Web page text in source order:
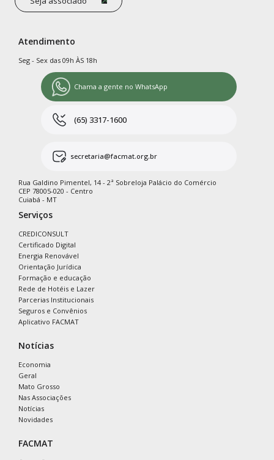
Atendimento
Seg - Sex das 09h ÀS 18h
Chama a gente no WhatsApp
(65) 3317-1600
secretaria@facmat.org.br
Rua Galdino Pimentel, 14 - 2ª Sobreloja Palácio do Comércio
CEP 78005-020 - Centro
Cuiabá - MT
Serviços
CREDICONSULT
Certificado Digital
Energia Renovável
Orientação Jurídica
Formação e educação
Rede de Hotéis e Lazer
Parcerias Institucionais
Seguros e Convênios
Aplicativo FACMAT
Notícias
Economia
Geral
Mato Grosso
Nas Associações
Notícias
Novidades
FACMAT